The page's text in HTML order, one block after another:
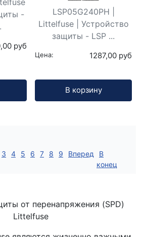
-
руб
LSP05G240PH |
Littelfuse | Устройство
защиты - LSP ...
Цена: 1287,00 руб
В корзину
3 4 5 6 7 8 9 Вперед
В
конец
от перенапряжения (SPD)
Littelfuse